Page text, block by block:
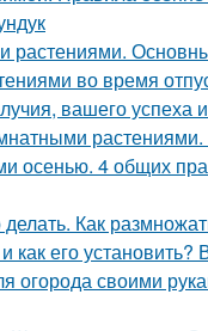
растениями.
во время
вашего успеха
осенью. 4 общих
Как
как его
огорода своими